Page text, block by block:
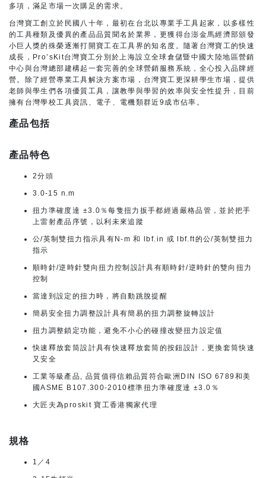
多項，滿足市場一次購足的需求。
台灣寶工創立於民國八十年，最初在台北以專業手工具起家，以多樣性
的工具種類及優異的產品品質聞名於業界，更獲得台澎金馬經濟部頒發
小巨人獎的殊榮逐漸打開寶工在工具界的知名度。隨著台灣寶工的快速
成長，Pro’sKit台灣寶工分別於上海設立全球倉儲暨中國大陸地區營銷
中心與台灣總部建構起一套完善的全球營銷服務系統，全心投入品牌經
營。除了經營專業工具解決方案市場，台灣寶工更深耕學生市場，提供
老師與學生們各項優質工具，讓教學與學習的效率與安全性提升，目前
擁有台灣學校工具資訊、電子、電機類群近9成市佔率。
產品包括
產品特色
2分頭
3.0-15 n.m
扭力準確度達 ±3.0％每隻扭力扳手都經過嚴格品管，並於把手
上雷射產品序號，以利未來追蹤
公/英制雙扭力指示具有N-m 和 lbf.in 或 lbf.ft的公/英制雙扭力
指示
順時針/逆時針雙向扭力控制設計具有順時針/逆時針的雙向扭力
控制
當達到設定的扭力時，將自動跳脫提醒
簡易安全扭力調整設計具有簡易的扭力調整旋轉設計
扭力調整鎖定功能，避免不小心的碰撞改變扭力設定值
快速釋放套筒設計具有快速釋放套筒的按鈕設計，更換套筒快速
又安全
工業等級產品, 品質值得信賴品質符合歐洲DIN ISO 6789和美
國ASME B107.300-2010標準扭力準確度達 ±3.0％
大匠夫為proskit 寶工香港獨家代理
規格
1／4